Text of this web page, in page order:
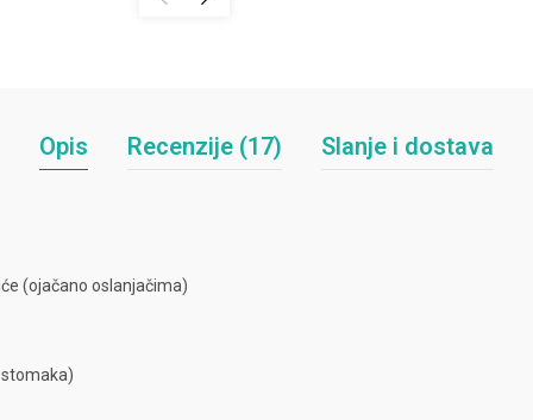
Opis Recenzije (17) Slanje i dostava
(ojačano oslanjačima)